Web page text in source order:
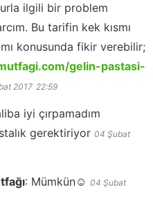
ilgili bir problem
Bu tarifin kek kısmı
konusunda fikir verebilir;
gelin-pastasi-
2017 22:59
iyi çırpamadım
gerektiriyor 04 Şubat
: Mümkün☺️ 04 Şubat